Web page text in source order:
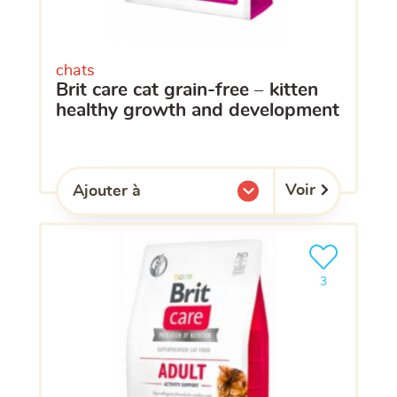
chats
brit care cat grain-free – kitten
healthy growth and development
Ajouter à
l'une de mes listes. Voir
3
Ajouter le
clients ont